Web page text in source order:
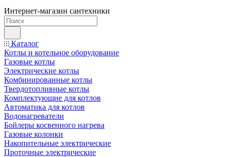
Интернет-магазин сантехники
Каталог
Котлы и котельное оборудование
Газовые котлы
Электрические котлы
Комбинированные котлы
Твердотопливные котлы
Комплектующие для котлов
Автоматика для котлов
Водонагреватели
Бойлеры косвенного нагрева
Газовые колонки
Накопительные электрические
Проточные электрические